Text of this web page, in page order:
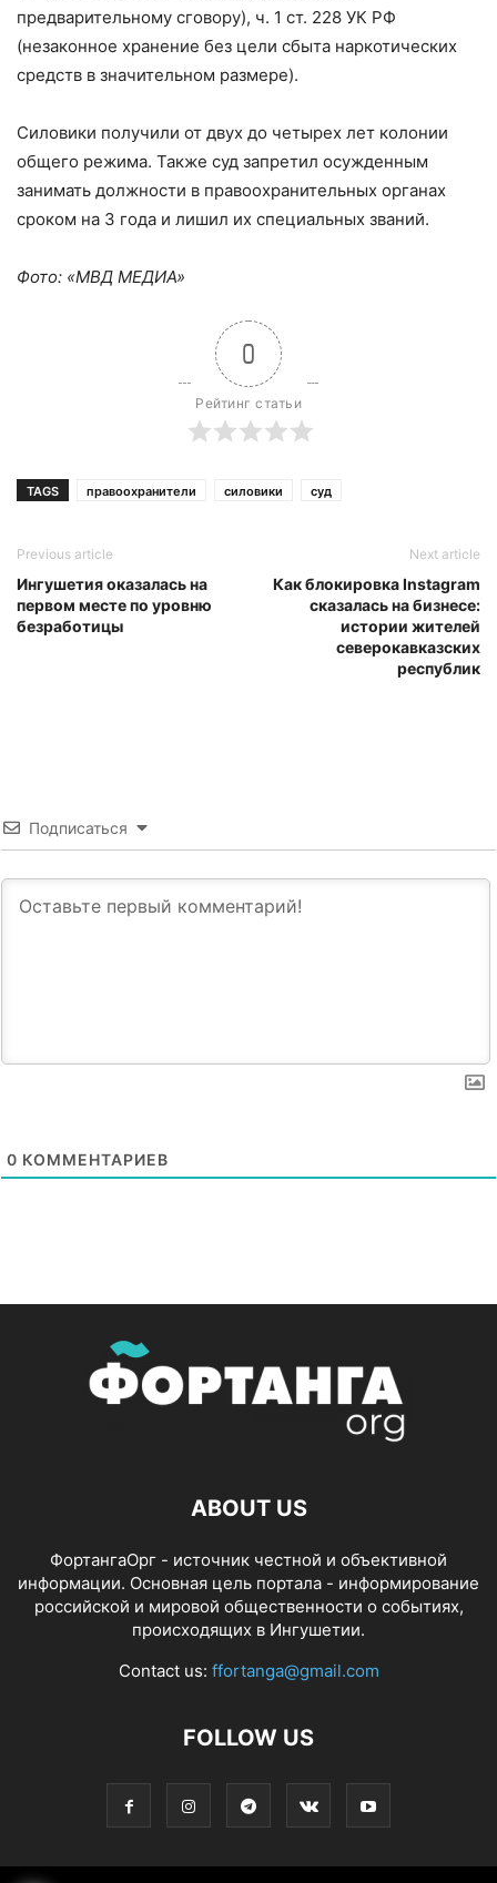
предварительному сговору), ч. 1 ст. 228 УК РФ
(незаконное хранение без цели сбыта наркотических
средств в значительном размере).
Силовики получили от двух до четырех лет колонии
общего режима. Также суд запретил осужденным
занимать должности в правоохранительных органах
сроком на 3 года и лишил их специальных званий.
Фото: «МВД МЕДИА»
0
Рейтинг статьи
TAGS правоохранители силовики суд
Previous article
Ингушетия оказалась на
первом месте по уровню
безработицы
Next article
Как блокировка Instagram
сказалась на бизнесе:
истории жителей
северокавказских
республик
Подписаться
0 КОММЕНТАРИЕВ
ABOUT US
ФортангаОрг - источник честной и объективной
информации. Основная цель портала - информирование
российской и мировой общественности о событиях,
происходящих в Ингушетии.
Contact us: ffortanga@gmail.com
FOLLOW US